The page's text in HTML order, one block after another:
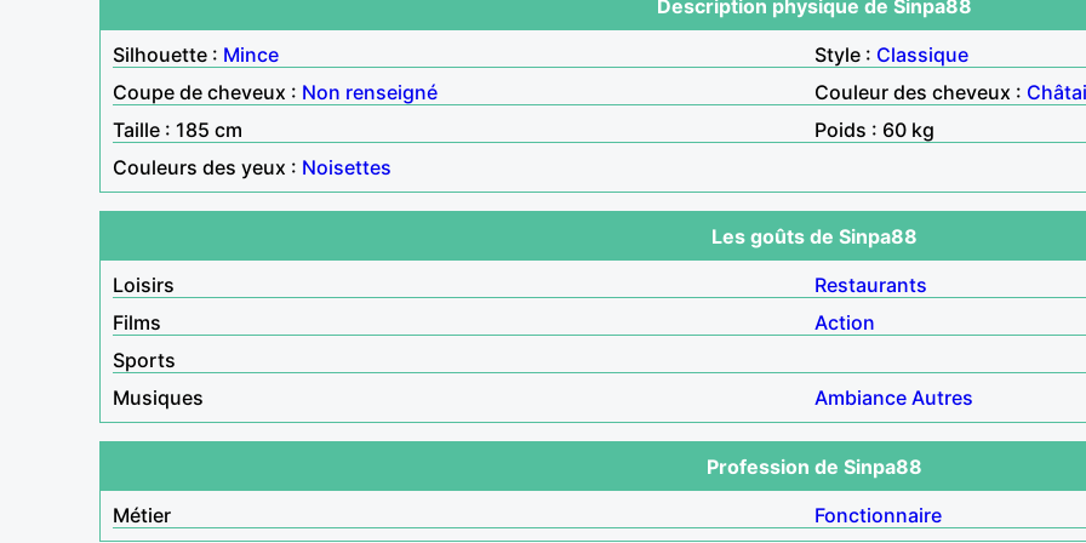
Description physique de Sinpa88
Silhouette : Mince Style : Classique
Coupe de cheveux : Non renseigné Couleur des cheveux :
Taille : 185 cm
Poids : 60 kg
Couleurs des yeux : Noisettes
Les goûts de Sinpa88
Loisirs
Restaurants
Films
Action
Sports
Musiques
Ambiance Autres
Profession de Sinpa88
Métier
Fonctionnaire